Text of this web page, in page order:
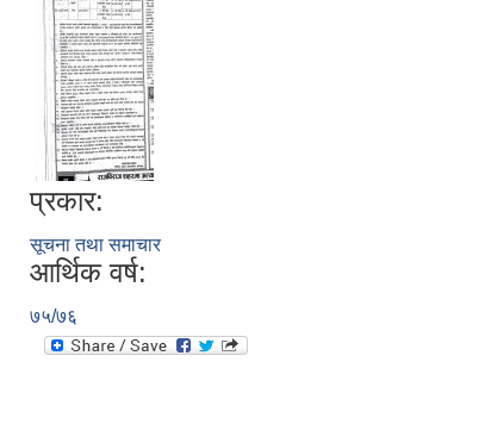
प्रकार:
सूचना तथा समाचार
आर्थिक वर्ष:
७५/७६